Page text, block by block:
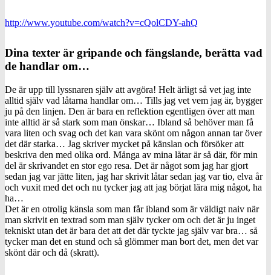
http://www.youtube.com/watch?v=cQolCDY-ahQ
Dina texter är gripande och fängslande, berätta vad
de handlar om…
De är upp till lyssnaren själv att avgöra! Helt ärligt så vet jag inte
alltid själv vad låtarna handlar om… Tills jag vet vem jag är, bygger
ju på den linjen. Den är bara en reflektion egentligen över att man
inte alltid är så stark som man önskar… Ibland så behöver man få
vara liten och svag och det kan vara skönt om någon annan tar över
det där starka… Jag skriver mycket på känslan och försöker att
beskriva den med olika ord. Många av mina låtar är så där, för min
del är skrivandet en stor ego resa. Det är något som jag har gjort
sedan jag var jätte liten, jag har skrivit låtar sedan jag var tio, elva år
och vuxit med det och nu tycker jag att jag börjat lära mig något, ha
ha…
Det är en otrolig känsla som man får ibland som är väldigt naiv när
man skrivit en textrad som man själv tycker om och det är ju inget
tekniskt utan det är bara det att det där tyckte jag själv var bra… så
tycker man det en stund och så glömmer man bort det, men det var
skönt där och då (skratt).